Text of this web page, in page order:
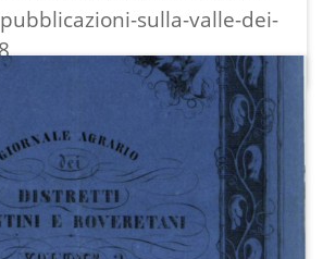
sulla-valle-dei-